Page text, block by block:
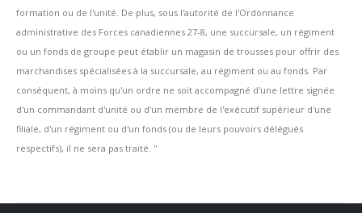
formation ou de l'unité. De plus, sous l'autorité de l'Ordonnance
administrative des Forces canadiennes 27-8, une succursale, un régiment
ou un fonds de groupe peut établir un magasin de trousses pour offrir des
marchandises spécialisées à la succursale, au régiment ou au fonds. Par
conséquent, à moins qu'un ordre ne soit accompagné d'une lettre signée
d'un commandant d'unité ou d'un membre de l'exécutif supérieur d'une
filiale, d'un régiment ou d'un fonds (ou de leurs pouvoirs délégués
respectifs), il ne sera pas traité. ''